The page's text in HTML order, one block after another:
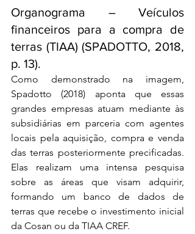
Organograma – Veículos
financeiros para a compra de
terras (TIAA) (SPADOTTO, 2018,
p. 13).
Como demonstrado na imagem,
Spadotto (2018) aponta que essas
grandes empresas atuam mediante às
subsidiárias em parceria com agentes
locais pela aquisição, compra e venda
das terras posteriormente precificadas.
Elas realizam uma intensa pesquisa
sobre as áreas que visam adquirir,
formando um banco de dados de
terras que recebe o investimento inicial
da Cosan ou da TIAA CREF.